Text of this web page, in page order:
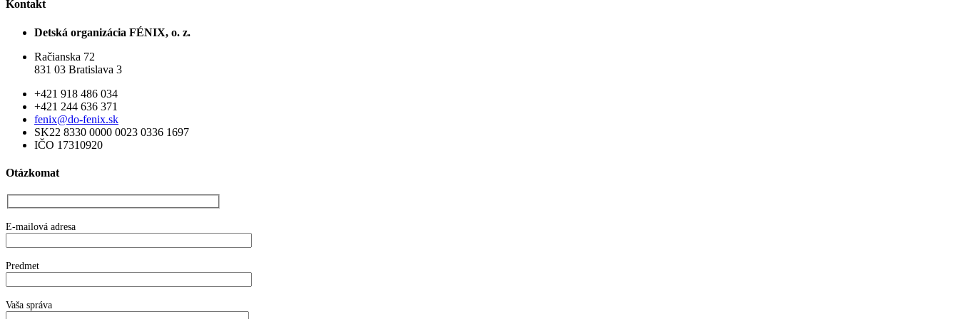
Kontakt
Detská organizácia FÉNIX, o. z.
Račianska 72
831 03 Bratislava 3
+421 918 486 034
+421 244 636 371
fenix@do-fenix.sk
SK22 8330 0000 0023 0336 1697
IČO 17310920
Otázkomat
E-mailová adresa
Predmet
Vaša správa